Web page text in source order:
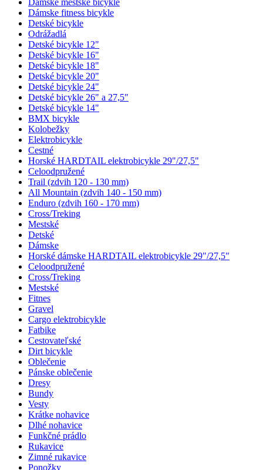
Dámske mestské bicykle
Dámske fitness bicykle
Detské bicykle
Odrážadlá
Detské bicykle 12"
Detské bicykle 16"
Detské bicykle 18"
Detské bicykle 20"
Detské bicykle 24"
Detské bicykle 26" a 27,5"
Detské bicykle 14"
BMX bicykle
Kolobežky
Elektrobicykle
Cestné
Horské HARDTAIL elektrobicykle 29"/27,5"
Celoodpružené
Trail (zdvih 120 - 130 mm)
All Mountain (zdvih 140 - 150 mm)
Enduro (zdvih 160 - 170 mm)
Cross/Treking
Mestské
Detské
Dámske
Horské dámske HARDTAIL elektrobicykle 29"/27,5"
Celoodpružené
Cross/Treking
Mestské
Fitnes
Gravel
Cargo elektrobicykle
Fatbike
Cestovateľské
Dirt bicykle
Oblečenie
Pánske oblečenie
Dresy
Bundy
Vesty
Krátke nohavice
Dlhé nohavice
Funkčné prádlo
Rukavice
Zimné rukavice
Ponožky